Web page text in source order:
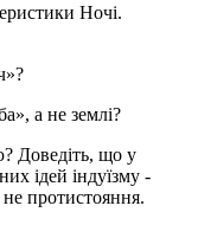
Ночі.
а не землі?
Доведіть, що у
ідей індуїзму -
протистояння.